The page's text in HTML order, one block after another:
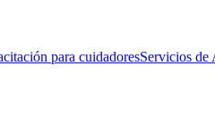
para cuidadoresServicios de